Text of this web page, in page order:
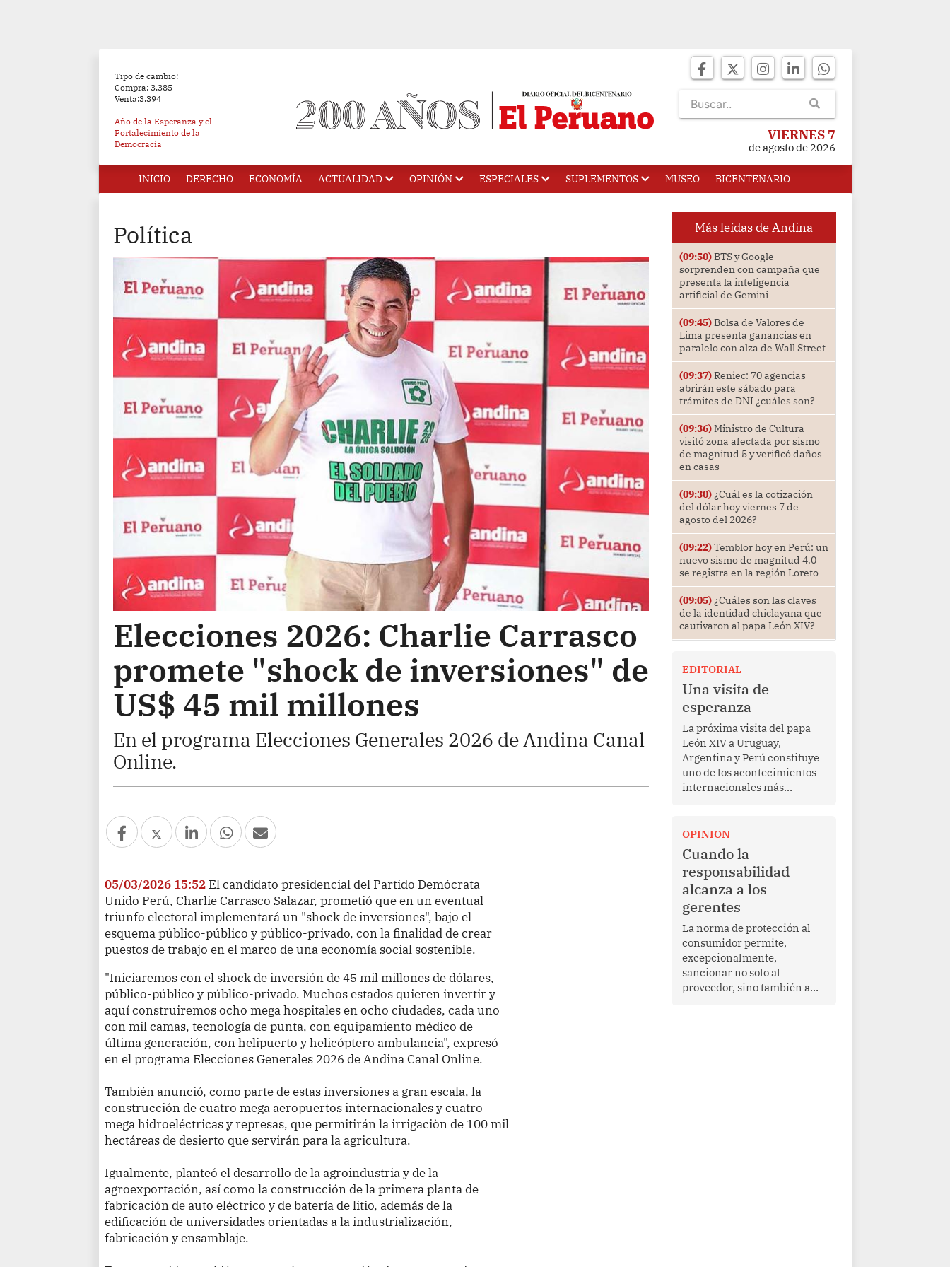
Tipo de cambio:
Compra: 3.385
Venta:3.394
Año de la Esperanza y el
Fortalecimiento de la
Democracia
VIERNES 7
de agosto de 2026
INICIO DERECHO ECONOMÍA ACTUALIDAD OPINIÓN ESPECIALES SUPLEMENTOS MUSEO BICENTENARIO
Política
Elecciones 2026: Charlie Carrasco
promete "shock de inversiones" de
US$ 45 mil millones
En el programa Elecciones Generales 2026 de Andina Canal
Online.
05/03/2026 15:52 El candidato presidencial del Partido Demócrata
Unido Perú, Charlie Carrasco Salazar, prometió que en un eventual
triunfo electoral implementará un "shock de inversiones", bajo el
esquema público-público y público-privado, con la finalidad de crear
puestos de trabajo en el marco de una economía social sostenible.
"Iniciaremos con el shock de inversión de 45 mil millones de dólares,
público-público y público-privado. Muchos estados quieren invertir y
aquí construiremos ocho mega hospitales en ocho ciudades, cada uno
con mil camas, tecnología de punta, con equipamiento médico de
última generación, con helipuerto y helicóptero ambulancia", expresó
en el programa Elecciones Generales 2026 de Andina Canal Online.
También anunció, como parte de estas inversiones a gran escala, la
construcción de cuatro mega aeropuertos internacionales y cuatro
mega hidroeléctricas y represas, que permitirán la irrigaciòn de 100 mil
hectáreas de desierto que servirán para la agricultura.
Igualmente, planteó el desarrollo de la agroindustria y de la
agroexportación, así como la construcción de la primera planta de
fabricación de auto eléctrico y de batería de litio, además de la
edificación de universidades orientadas a la industrialización,
fabricación y ensamblaje.
Más leídas de Andina
(09:50)BTS y Google
sorprenden con campaña que
presenta la inteligencia
artificial de Gemini
(09:45)Bolsa de Valores de
Lima presenta ganancias en
paralelo con alza de Wall Street
(09:37)Reniec: 70 agencias
abrirán este sábado para
trámites de DNI ¿cuáles son?
(09:36)Ministro de Cultura
visitó zona afectada por sismo
de magnitud 5 y verificó daños
en casas
(09:30)¿Cuál es la cotización
del dólar hoy viernes 7 de
agosto del 2026?
(09:22)Temblor hoy en Perú: un
nuevo sismo de magnitud 4.0
se registra en la región Loreto
(09:05)¿Cuáles son las claves
de la identidad chiclayana que
cautivaron al papa León XIV?
EDITORIAL
Una visita de
esperanza
La próxima visita del papa
León XIV a Uruguay,
Argentina y Perú constituye
uno de los acontecimientos
internacionales más
Más allá de su dimensión
religiosa, esta gira
representa una oportunidad
para reafirmar el valor del
diálogo, fortalecer los
vínculos entre los pueblos y
proyectar una imagen de
cooperación en una región
que enfrenta desafíos en
materia de desarrollo,
cohesión social y
gobernabilidad.
OPINION
Cuando la
responsabilidad
alcanza a los
gerentes
La norma de protección al
consumidor permite,
excepcionalmente,
sancionar no solo al
proveedor, sino también a